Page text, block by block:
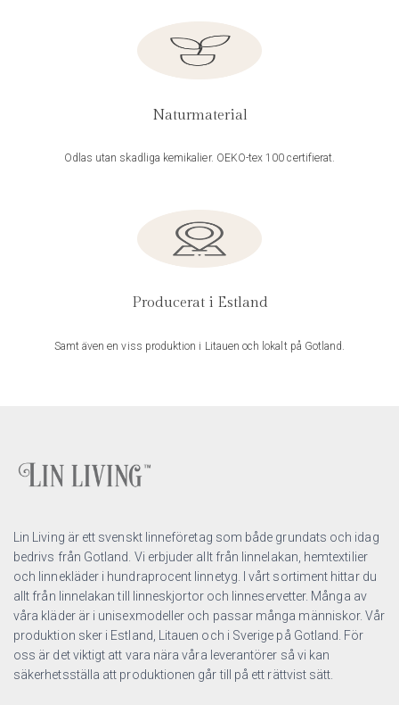
Naturmaterial
Odlas utan skadliga kemikalier. OEKO-tex 100 certifierat.
Producerat i Estland
Samt även en viss produktion i Litauen och lokalt på Gotland.
Lin Living är ett svenskt linneföretag som både grundats och idag
bedrivs från Gotland. Vi erbjuder allt från linnelakan, hemtextilier
och linnekläder i hundraprocent linnetyg. I vårt sortiment hittar du
allt från linnelakan till linneskjortor och linneservetter. Många av
våra kläder är i unisexmodeller och passar många människor. Vår
produktion sker i Estland, Litauen och i Sverige på Gotland. För
oss är det viktigt att vara nära våra leverantörer så vi kan
säkerhetsställa att produktionen går till på ett rättvist sätt.